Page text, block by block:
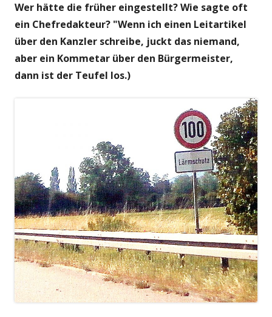
Wer hätte die früher eingestellt? Wie sagte oft
ein Chefredakteur? "Wenn ich einen Leitartikel
über den Kanzler schreibe, juckt das niemand,
aber ein Kommetar über den Bürgermeister,
dann ist der Teufel los.)